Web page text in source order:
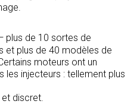
plus de 10 sortes de
et plus de 40 modèles de
moteurs ont un
les injecteurs : tellement plus
discret.